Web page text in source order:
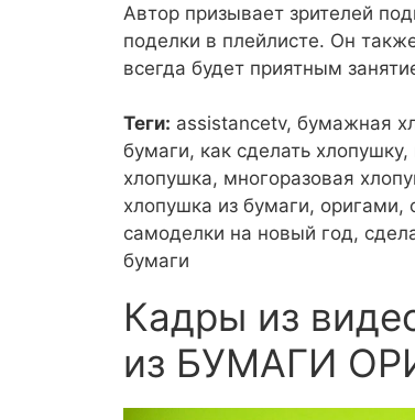
Автор призывает зрителей
поделки в плейлисте. Он
всегда будет приятным
Теги: assistancetv, бумажная
бумаги, как сделать
хлопушка, многоразовая
хлопушка из бумаги,
самоделки на новый год,
бумаги
Кадры из
из БУМАГИ